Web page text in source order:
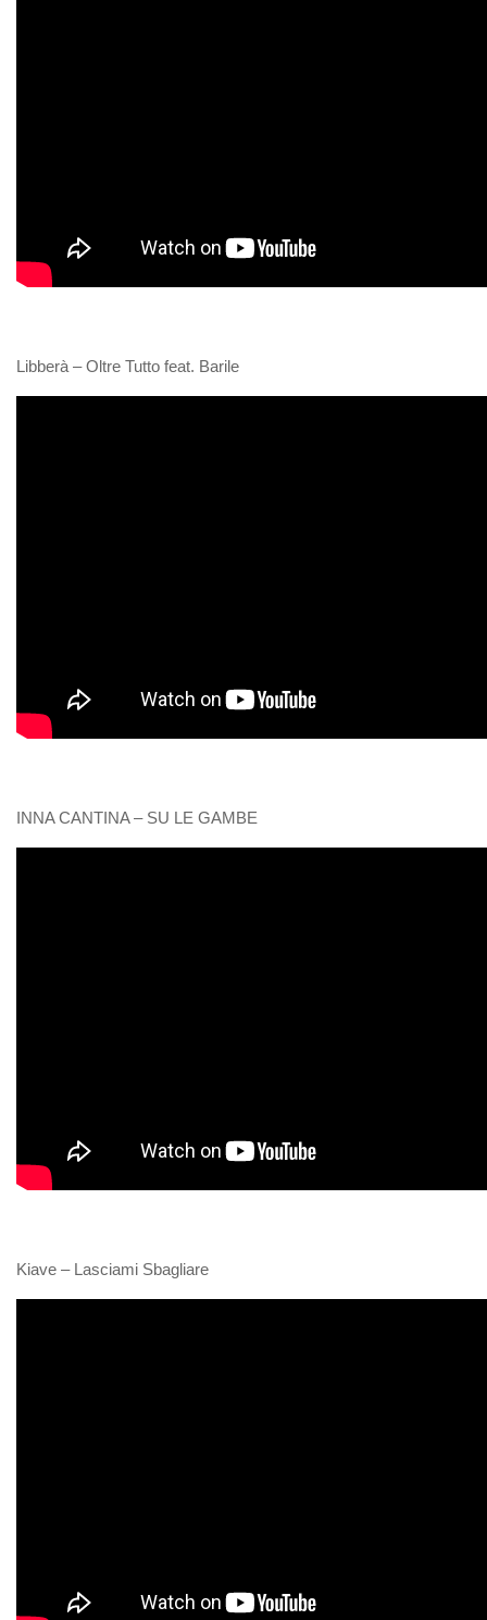
Libberà – Oltre Tutto feat. Barile
INNA CANTINA – SU LE GAMBE
Kiave – Lasciami Sbagliare